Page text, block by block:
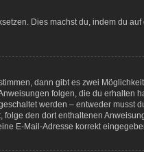
Dies machst du, indem du
dann gibt es zwei
folgen, die du erhalten
werden – entweder musst
den dort enthaltenen
E-Mail-Adresse korrekt